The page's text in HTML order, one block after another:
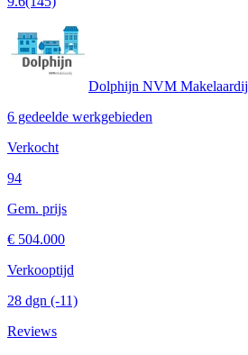
Dolphijn NVM Makelaardij
6 gedeelde werkgebieden
Verkocht
94
Gem. prijs
€ 504.000
Verkooptijd
28 dgn (-11)
Reviews